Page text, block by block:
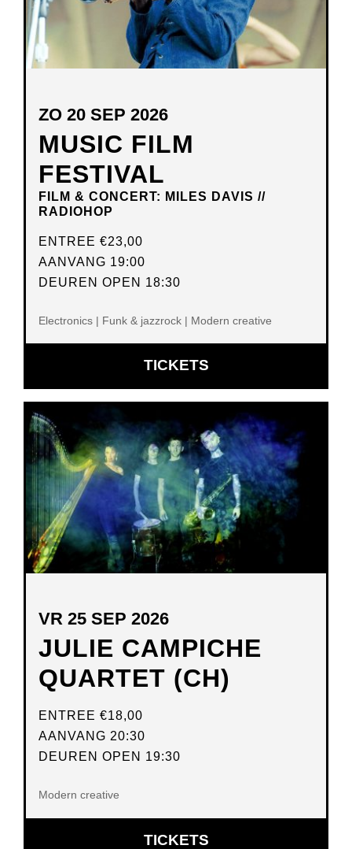
MUSIC FILM
FESTIVAL
FILM & CONCERT: MILES DAVIS //
RADIOHOP
ZO 20 SEP 2026
ENTREE €23,00
AANVANG 19:00
DEUREN OPEN 18:30
Electronics | Funk & jazzrock | Modern creative
TICKETSOPENT
IN
NIEUW
VENSTER
JULIE CAMPICHE
QUARTET (CH)
VR 25 SEP 2026
ENTREE €18,00
AANVANG 20:30
DEUREN OPEN 19:30
Modern creative
TICKETSOPENT